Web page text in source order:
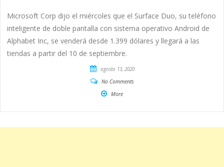
Microsoft Corp dijo el miércoles que el Surface Duo, su teléfono
inteligente de doble pantalla con sistema operativo Android de
Alphabet Inc, se venderá desde 1.399 dólares y llegará a las
tiendas a partir del 10 de septiembre.
agosto 13, 2020
No Comments
More